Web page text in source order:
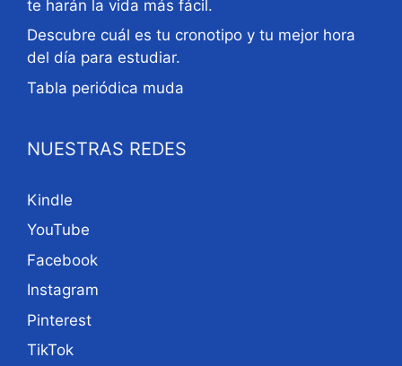
te harán la vida más fácil.
Descubre cuál es tu cronotipo y tu mejor hora
del día para estudiar.
Tabla periódica muda
NUESTRAS REDES
Kindle
YouTube
Facebook
Instagram
Pinterest
TikTok